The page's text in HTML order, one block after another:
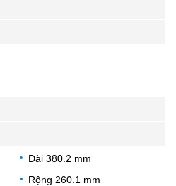
Dài 380.2 mm
Rộng 260.1 mm